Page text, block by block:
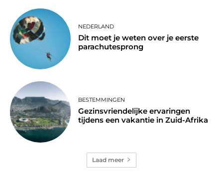
NEDERLAND
Dit moet je weten over je eerste
parachutesprong
BESTEMMINGEN
Gezinsvriendelijke ervaringen
tijdens een vakantie in Zuid-Afrika
Laad meer